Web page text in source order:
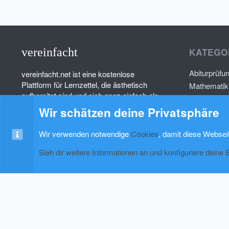
vereinfacht
vereinfacht.net ist eine kostenlose
Plattform für Lernzettel, die ästhetisch
aufbereitet sind und sich ganz einfach als
PDF herunterladen lassen.
Mathematik
Deutsch
Psychologie
Cookies xenAwsome-GradientHeader Kontakt
Wir schätzen deine Privatsphäre
Wir verwenden notwendigeCookies, damit diese
Sieh dir weitere Informationen an und konfiguriere deine